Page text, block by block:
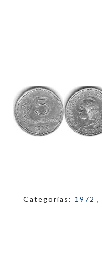
Categorias: 1972 ,